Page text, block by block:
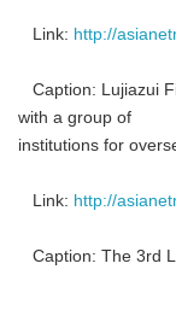
Link: http://
Caption: Lujiazui
with a group of
institutions for
Link: http://
Caption: The 3rd